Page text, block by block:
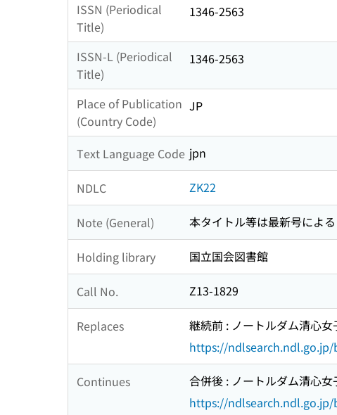
ISSN (Periodical
Title)
1346-2563
ISSN-L (Periodical
Title)
1346-2563
Place of Publication
(Country Code)
JP
Text Language Code jpn
NDLC ZK22
Note (General) 本タイトル等は最新号による
Holding library 国立国会図書館
Call No. Z13-1829
Replaces
継続前 : ノートルダム清心
https://ndlsearch.ndl.go.jp/
Continues
合併後 : ノートルダム清心
https://ndlsearch.ndl.go.jp/